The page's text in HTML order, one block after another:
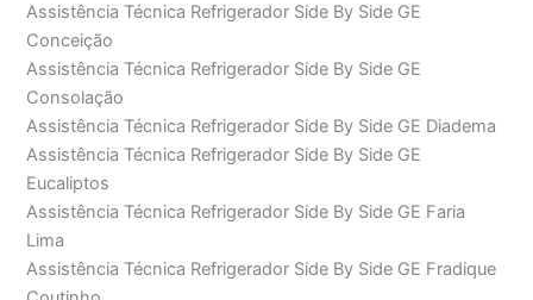
Assistência Técnica Refrigerador Side By Side GE
Conceição
Assistência Técnica Refrigerador Side By Side GE
Consolação
Assistência Técnica Refrigerador Side By Side GE Diadema
Assistência Técnica Refrigerador Side By Side GE
Eucaliptos
Assistência Técnica Refrigerador Side By Side GE Faria
Lima
Assistência Técnica Refrigerador Side By Side GE Fradique